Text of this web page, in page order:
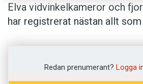
Elva vidvinkelkameror och
har registrerat nästan allt
maskiner på MIT Media lab i
Redan prenumerant? Logga